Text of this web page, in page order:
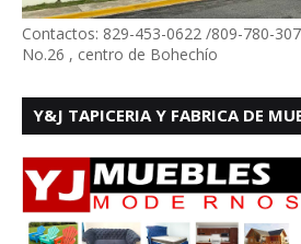
Contactos: 829-453-0622 /809-780-
No.26 , centro de Bohechío
Y&J TAPICERIA Y FABRICA DE